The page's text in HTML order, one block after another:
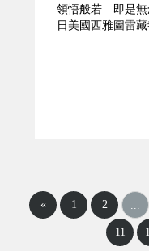
領悟般若 即是無
日美國西雅圖雷藏
« 1 2 ...
11